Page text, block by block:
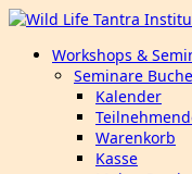
Workshops &
Seminare
Kalender
Warenkorb
Kasse